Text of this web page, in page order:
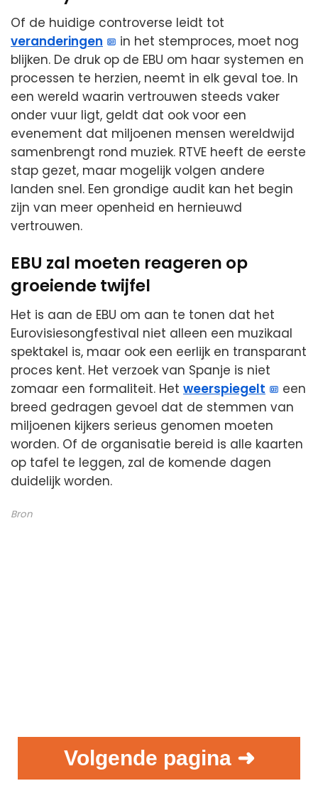
Of de huidige controverse leidt tot
veranderingen
in het stemproces, moet nog
blijken. De druk op de EBU om haar systemen en
processen te herzien, neemt in elk geval toe. In
een wereld waarin vertrouwen steeds vaker
onder vuur ligt, geldt dat ook voor een
evenement dat miljoenen mensen wereldwijd
samenbrengt rond muziek. RTVE heeft de eerste
stap gezet, maar mogelijk volgen andere
landen snel. Een grondige audit kan het begin
zijn van meer openheid en hernieuwd
vertrouwen.
EBU zal moeten reageren op
groeiende twijfel
Het is aan de EBU om aan te tonen dat het
Eurovisiesongfestival niet alleen een muzikaal
spektakel is, maar ook een eerlijk en transparant
proces kent. Het verzoek van Spanje is niet
zomaar een formaliteit. Het weerspiegelt
een
breed gedragen gevoel dat de stemmen van
miljoenen kijkers serieus genomen moeten
worden. Of de organisatie bereid is alle kaarten
op tafel te leggen, zal de komende dagen
duidelijk worden.
Bron
Volgende pagina ➜